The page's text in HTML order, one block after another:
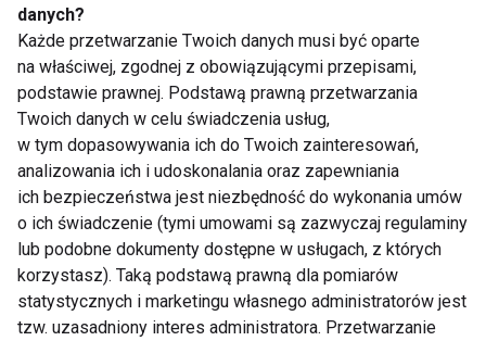
Bądź kolejna pozycja: z leżenia na brzuchu
przechodzimy do podporu i wyprostu całego ciała na
piłce:
danych?
Każde przetwarzanie Twoich danych musi być oparte
na właściwej, zgodnej z obowiązującymi przepisami,
podstawie prawnej. Podstawą prawną przetwarzania
Twoich danych w celu świadczenia usług,
w tym dopasowywania ich do Twoich zainteresowań,
analizowania ich i udoskonalania oraz zapewniania
ich bezpieczeństwa jest niezbędność do wykonania umów
o ich świadczenie (tymi umowami są zazwyczaj regulaminy
lub podobne dokumenty dostępne w usługach, z których
korzystasz). Taką podstawą prawną dla pomiarów
statystycznych i marketingu własnego administratorów jest
tzw. uzasadniony interes administratora. Przetwarzanie